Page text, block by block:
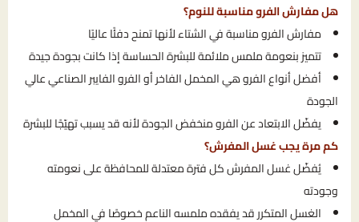
هل مفارش الفرو مناسبة للنوم؟
مفارش الفرو مناسبة في الشتاء لأنها تمنح دفئًا عاليًا
تتميز بنعومة ملمس ملائمة للبشرة الحساسة إذا كانت بجودة جيدة
أفضل أنواع الفرو هي المخمل الفاخر أو الفرو الفايبر الصناعي عالي
الجودة
يفضّل الابتعاد عن الفرو منخفض الجودة لأنه قد يسبب تهيّجًا للبشرة
كم مرة يجب غسل المفرش؟
يُفضّل غسل المفرش كل فترة معتدلة للمحافظة على نعومته
وجودته
الغسل المتكرر قد يفقده ملمسه الناعم خصوصًا في المخمل